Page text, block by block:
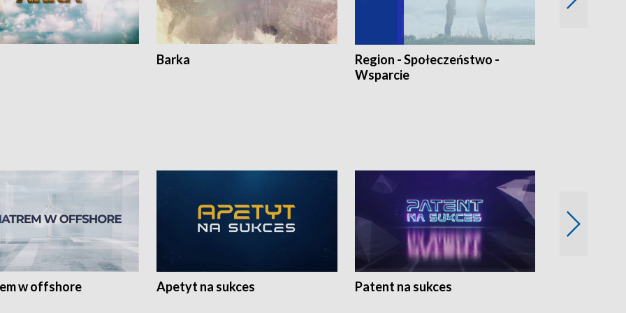
Barka
Region - Społeczeństwo -
Wsparcie
w offshore Apetyt na sukces Patent na sukces